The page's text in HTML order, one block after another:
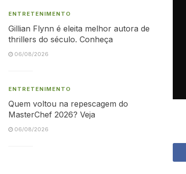
ENTRETENIMENTO
Gillian Flynn é eleita melhor autora de
thrillers do século. Conheça
06/08/2026
ENTRETENIMENTO
Quem voltou na repescagem do
MasterChef 2026? Veja
06/08/2026